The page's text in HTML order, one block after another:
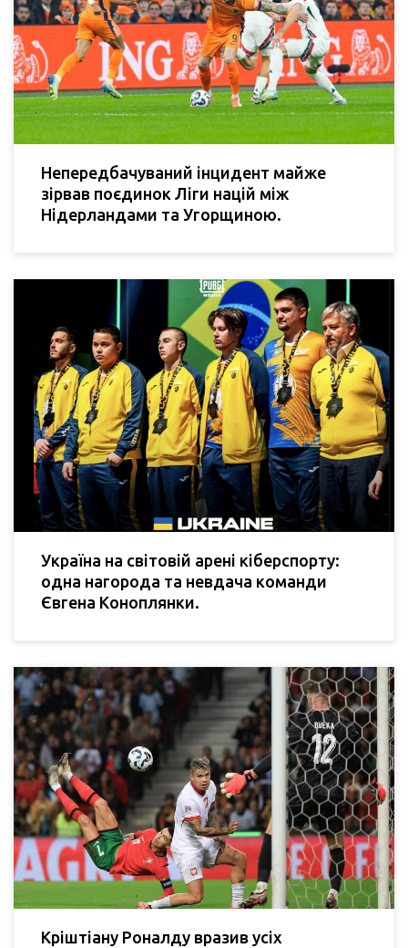
Непередбачуваний інцидент майже
зірвав поєдинок Ліги націй між
Нідерландами та Угорщиною.
Україна на світовій арені кіберспорту:
одна нагорода та невдача команди
Євгена Коноплянки.
Кріштіану Роналду вразив усіх